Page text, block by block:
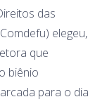
das
elegeu,
que
biênio
para o dia